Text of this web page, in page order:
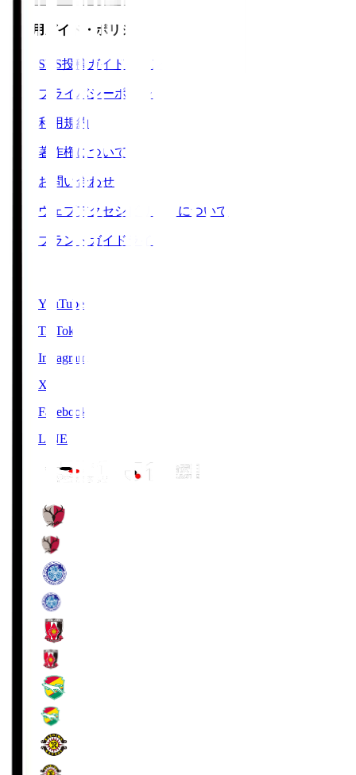
ご利用ガイド・ポリシー
SNS投稿ガイドライン
プライバシーポリシー
利用規約
著作権について
お問い合わせ
ウェブアクセシビリティについて
ブランドガイドライン
YouTube
TikTok
Instagram
X
Facebook
LINE